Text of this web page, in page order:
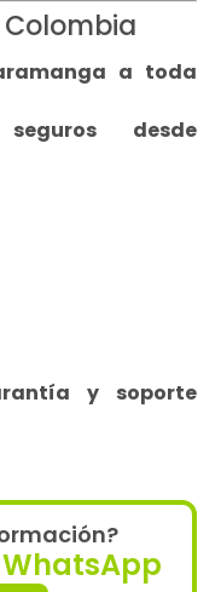
a toda
seguros desde
y soporte